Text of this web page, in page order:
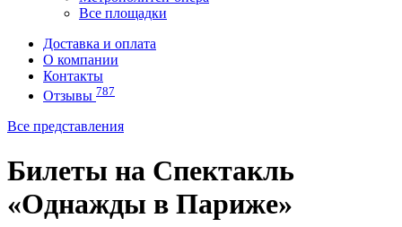
Все площадки
Доставка и оплата
О компании
Контакты
Отзывы 787
Все представления
Билеты на Спектакль
«Однажды в Париже»